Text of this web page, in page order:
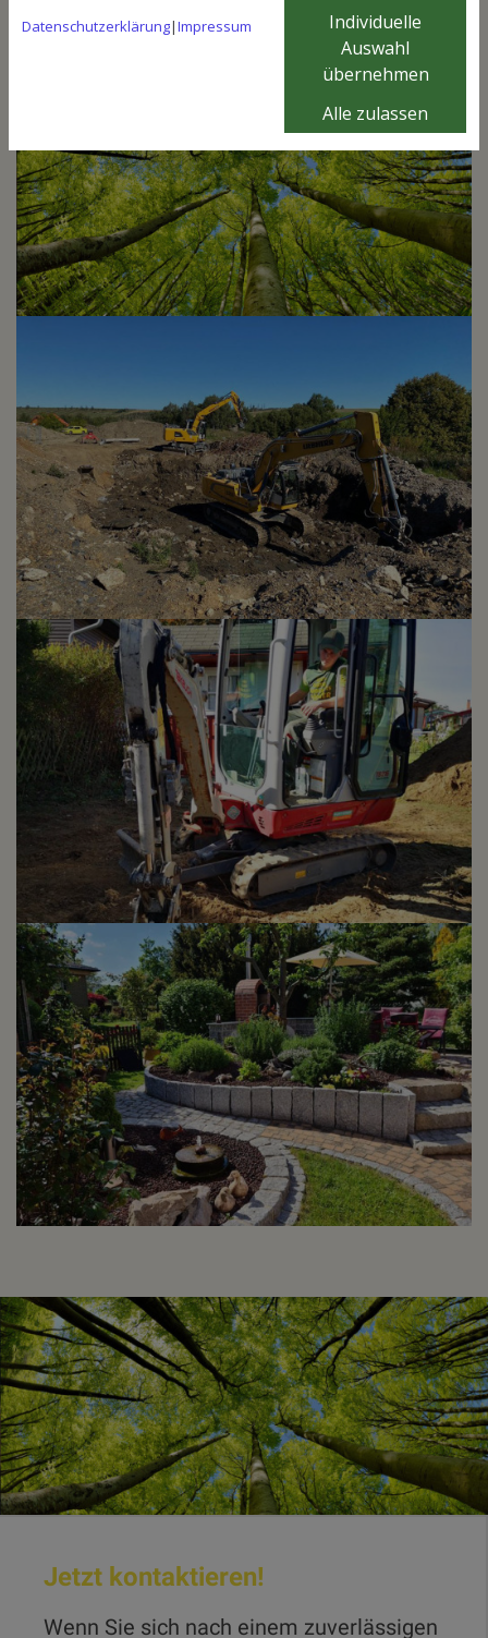
Jetzt kontaktieren!
Wenn Sie sich nach einem zuverlässigen
Datenschutzerklärung|Impressum
Individuelle
Auswahl
übernehmen
Alle zulassen